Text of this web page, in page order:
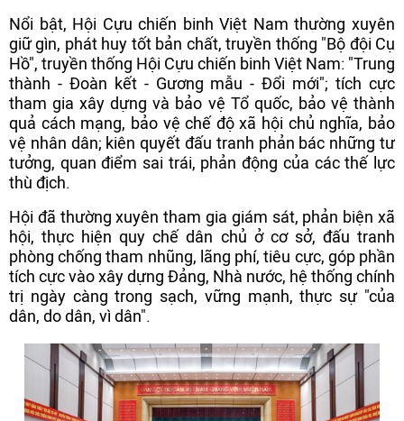
Nổi bật, Hội Cựu chiến binh Việt Nam thường xuyên
giữ gìn, phát huy tốt bản chất, truyền thống "Bộ đội Cụ
Hồ", truyền thống Hội Cựu chiến binh Việt Nam: "Trung
thành - Đoàn kết - Gương mẫu - Đổi mới"; tích cực
tham gia xây dựng và bảo vệ Tổ quốc, bảo vệ thành
quả cách mạng, bảo vệ chế độ xã hội chủ nghĩa, bảo
vệ nhân dân; kiên quyết đấu tranh phản bác những tư
tưởng, quan điểm sai trái, phản động của các thế lực
thù địch.
Hội đã thường xuyên tham gia giám sát, phản biện xã
hội, thực hiện quy chế dân chủ ở cơ sở, đấu tranh
phòng chống tham nhũng, lãng phí, tiêu cực, góp phần
tích cực vào xây dựng Đảng, Nhà nước, hệ thống chính
trị ngày càng trong sạch, vững mạnh, thực sự "của
dân, do dân, vì dân".